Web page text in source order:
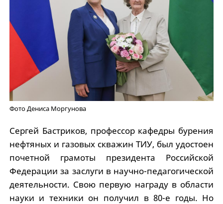
Фото Дениса Моргунова
Сергей Бастриков, профессор кафедры бурения
нефтяных и газовых скважин ТИУ, был удостоен
почетной грамоты президента Российской
Федерации за заслуги в научно-педагогической
деятельности. Свою первую награду в области
науки и техники он получил в 80-е годы. Но